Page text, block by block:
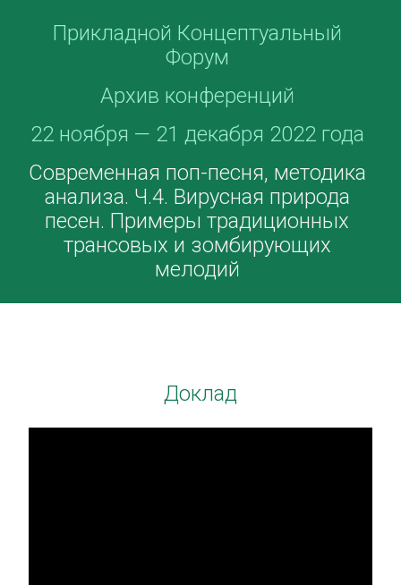
Прикладной Концептуальный
Форум
Архив конференций
22 ноября — 21 декабря 2022 года
Современная поп-песня, методика
анализа. Ч.4. Вирусная природа
песен. Примеры традиционных
трансовых и зомбирующих
мелодий
Доклад